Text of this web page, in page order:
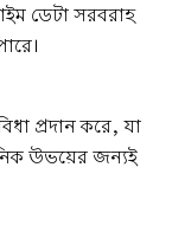
ডেটা সরবরাহ
প্রদান করে, যা
উভয়ের জন্যই